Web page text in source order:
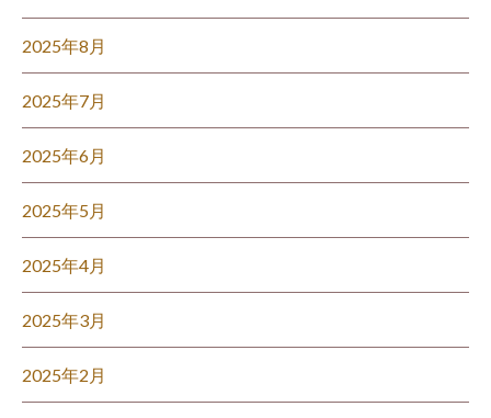
2025年8月
2025年7月
2025年6月
2025年5月
2025年4月
2025年3月
2025年2月